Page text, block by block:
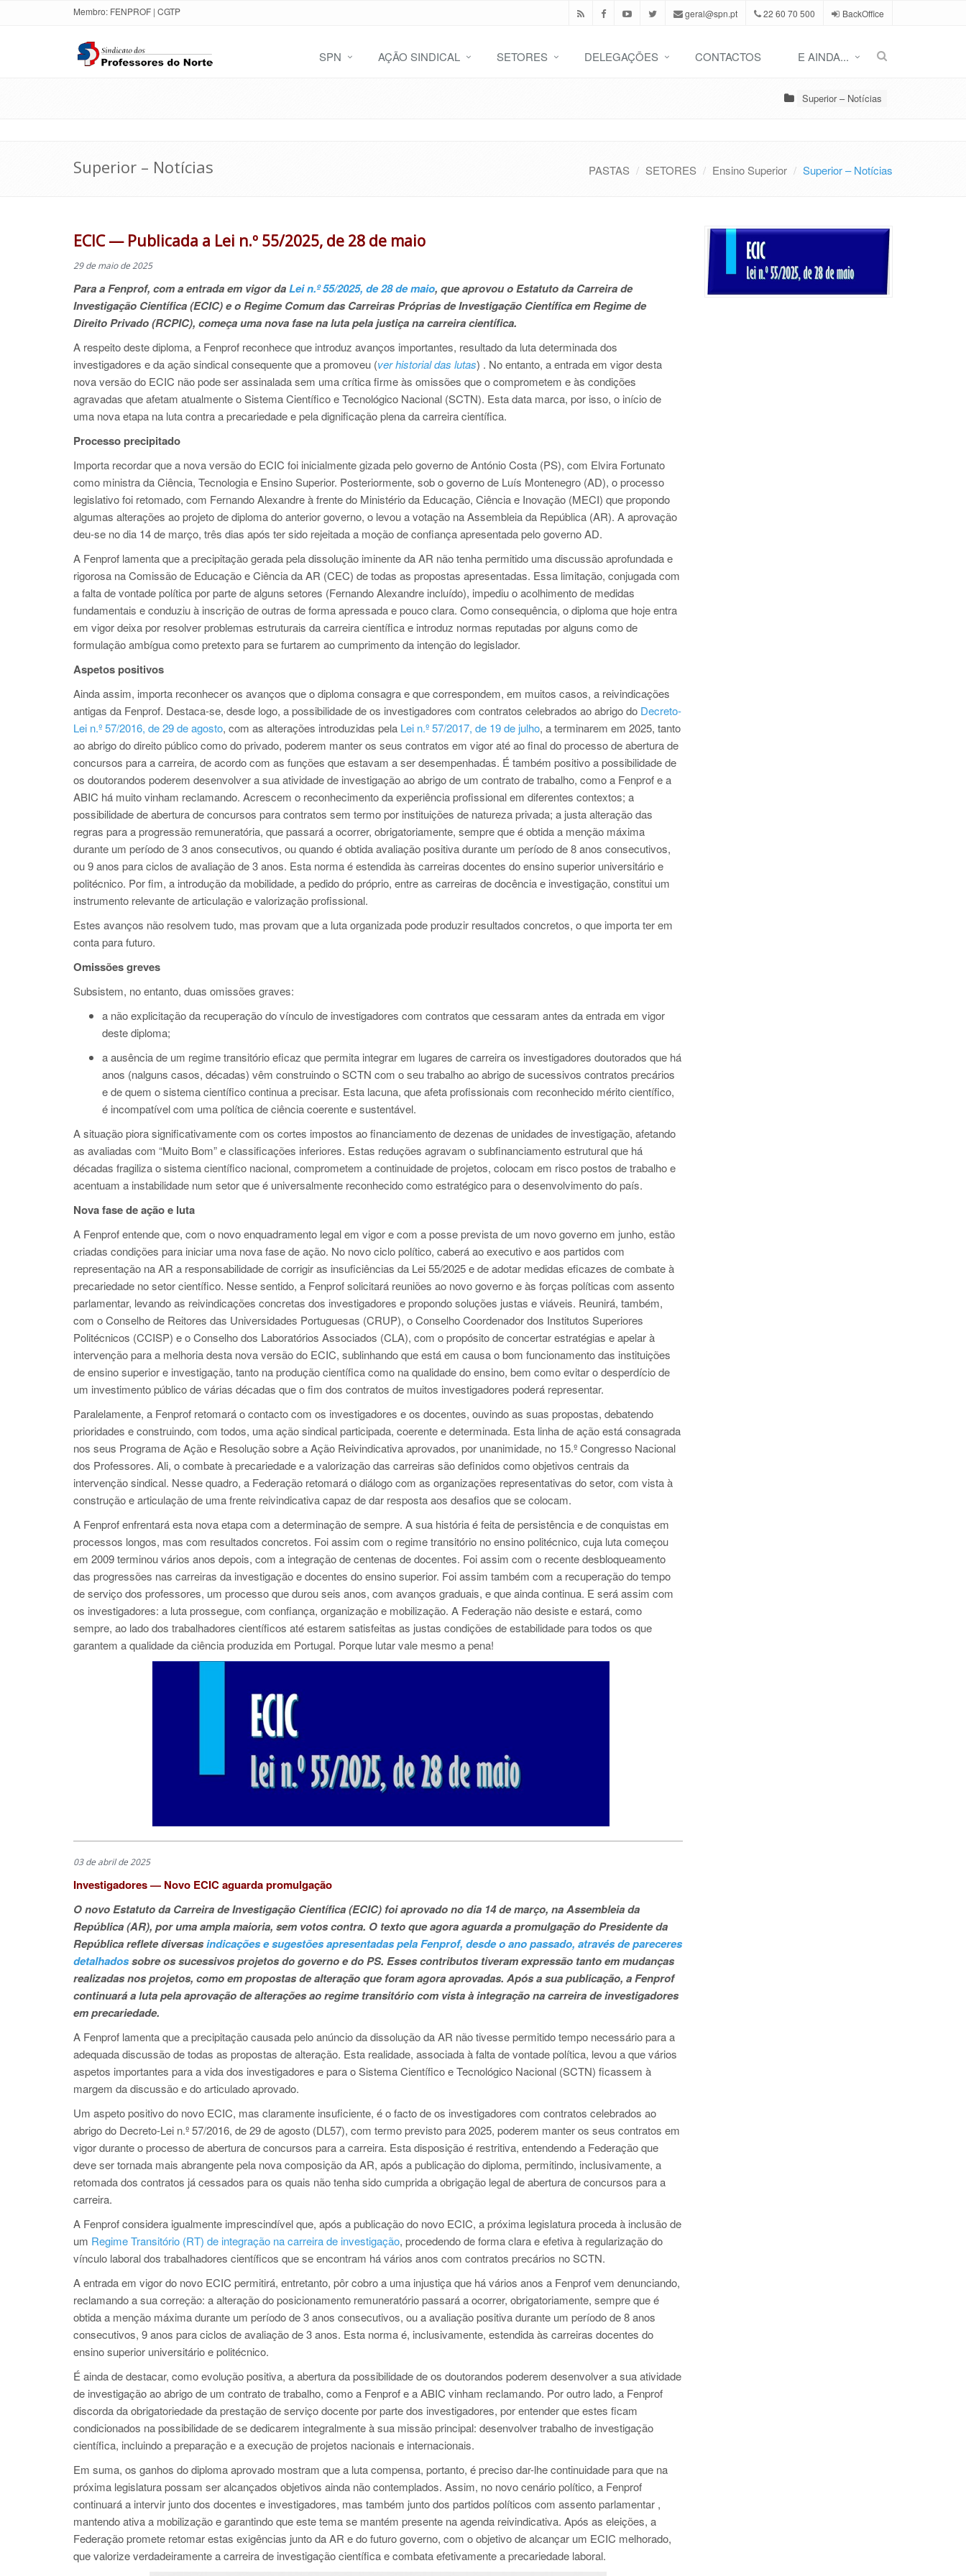
Membro: FENPROF | CGTP geral@spn.pt 22 60 70 500 BackOffice
SPN AÇÃO SINDICAL SETORES DELEGAÇÕES CONTACTOS E AINDA...
Superior – Notícias
Superior – Notícias PASTAS SETORES Ensino Superior Superior – Notícias
ECIC — Publicada a Lei n.º 55/2025, de 28 de maio
29 de maio de 2025
Para a Fenprof, com a entrada em vigor daLei n.º 55/2025, de 28 de maio, que aprovou o Estatuto da Carreira de
Investigação Científica (ECIC) e o Regime Comum das Carreiras Próprias de Investigação Científica em Regime de
Direito Privado (RCPIC), começa uma nova fase na luta pela justiça na carreira científica.
A respeito deste diploma, a Fenprof reconhece que introduz avanços importantes, resultado da luta determinada dos
investigadores e da ação sindical consequente que a promoveu (ver historial das lutas) . No entanto, a entrada em vigor desta
nova versão do ECIC não pode ser assinalada sem uma crítica firme às omissões que o comprometem e às condições
agravadas que afetam atualmente o Sistema Científico e Tecnológico Nacional (SCTN). Esta data marca, por isso, o início de
uma nova etapa na luta contra a precariedade e pela dignificação plena da carreira científica.
Processo precipitado
Importa recordar que a nova versão do ECIC foi inicialmente gizada pelo governo de António Costa (PS), com Elvira Fortunato
como ministra da Ciência, Tecnologia e Ensino Superior. Posteriormente, sob o governo de Luís Montenegro (AD), o processo
legislativo foi retomado, com Fernando Alexandre à frente do Ministério da Educação, Ciência e Inovação (MECI) que propondo
algumas alterações ao projeto de diploma do anterior governo, o levou a votação na Assembleia da República (AR). A aprovação
deu-se no dia 14 de março, três dias após ter sido rejeitada a moção de confiança apresentada pelo governo AD.
A Fenprof lamenta que a precipitação gerada pela dissolução iminente da AR não tenha permitido uma discussão aprofundada e
rigorosa na Comissão de Educação e Ciência da AR (CEC) de todas as propostas apresentadas. Essa limitação, conjugada com
a falta de vontade política por parte de alguns setores (Fernando Alexandre incluído), impediu o acolhimento de medidas
fundamentais e conduziu à inscrição de outras de forma apressada e pouco clara. Como consequência, o diploma que hoje entra
em vigor deixa por resolver problemas estruturais da carreira científica e introduz normas reputadas por alguns como de
formulação ambígua como pretexto para se furtarem ao cumprimento da intenção do legislador.
Aspetos positivos
Ainda assim, importa reconhecer os avanços que o diploma consagra e que correspondem, em muitos casos, a reivindicações
antigas da Fenprof. Destaca-se, desde logo, a possibilidade de os investigadores com contratos celebrados ao abrigo do Decreto-
Lei n.º 57/2016, de 29 de agosto, com as alterações introduzidas pela Lei n.º 57/2017, de 19 de julho, a terminarem em 2025, tanto
ao abrigo do direito público como do privado, poderem manter os seus contratos em vigor até ao final do processo de abertura de
concursos para a carreira, de acordo com as funções que estavam a ser desempenhadas. É também positivo a possibilidade de
os doutorandos poderem desenvolver a sua atividade de investigação ao abrigo de um contrato de trabalho, como a Fenprof e a
ABIC há muito vinham reclamando. Acrescem o reconhecimento da experiência profissional em diferentes contextos; a
possibilidade de abertura de concursos para contratos sem termo por instituições de natureza privada; a justa alteração das
regras para a progressão remuneratória, que passará a ocorrer, obrigatoriamente, sempre que é obtida a menção máxima
durante um período de 3 anos consecutivos, ou quando é obtida avaliação positiva durante um período de 8 anos consecutivos,
ou 9 anos para ciclos de avaliação de 3 anos. Esta norma é estendida às carreiras docentes do ensino superior universitário e
politécnico. Por fim, a introdução da mobilidade, a pedido do próprio, entre as carreiras de docência e investigação, constitui um
instrumento relevante de articulação e valorização profissional.
Estes avanços não resolvem tudo, mas provam que a luta organizada pode produzir resultados concretos, o que importa ter em
conta para futuro.
Omissões greves
Subsistem, no entanto, duas omissões graves:
a não explicitação da recuperação do vínculo de investigadores com contratos que cessaram antes da entrada em vigor
deste diploma;
a ausência de um regime transitório eficaz que permita integrar em lugares de carreira os investigadores doutorados que há
anos (nalguns casos, décadas) vêm construindo o SCTN com o seu trabalho ao abrigo de sucessivos contratos precários
e de quem o sistema científico continua a precisar. Esta lacuna, que afeta profissionais com reconhecido mérito científico,
é incompatível com uma política de ciência coerente e sustentável.
A situação piora significativamente com os cortes impostos ao financiamento de dezenas de unidades de investigação, afetando
as avaliadas com “Muito Bom” e classificações inferiores. Estas reduções agravam o subfinanciamento estrutural que há
décadas fragiliza o sistema científico nacional, comprometem a continuidade de projetos, colocam em risco postos de trabalho e
acentuam a instabilidade num setor que é universalmente reconhecido como estratégico para o desenvolvimento do país.
Nova fase de ação e luta
A Fenprof entende que, com o novo enquadramento legal em vigor e com a posse prevista de um novo governo em junho, estão
criadas condições para iniciar uma nova fase de ação. No novo ciclo político, caberá ao executivo e aos partidos com
representação na AR a responsabilidade de corrigir as insuficiências da Lei 55/2025 e de adotar medidas eficazes de combate à
precariedade no setor científico. Nesse sentido, a Fenprof solicitará reuniões ao novo governo e às forças políticas com assento
parlamentar, levando as reivindicações concretas dos investigadores e propondo soluções justas e viáveis. Reunirá, também,
com o Conselho de Reitores das Universidades Portuguesas (CRUP), o Conselho Coordenador dos Institutos Superiores
Politécnicos (CCISP) e o Conselho dos Laboratórios Associados (CLA), com o propósito de concertar estratégias e apelar à
intervenção para a melhoria desta nova versão do ECIC, sublinhando que está em causa o bom funcionamento das instituições
de ensino superior e investigação, tanto na produção científica como na qualidade do ensino, bem como evitar o desperdício de
um investimento público de várias décadas que o fim dos contratos de muitos investigadores poderá representar.
Paralelamente, a Fenprof retomará o contacto com os investigadores e os docentes, ouvindo as suas propostas, debatendo
prioridades e construindo, com todos, uma ação sindical participada, coerente e determinada. Esta linha de ação está consagrada
nos seus Programa de Ação e Resolução sobre a Ação Reivindicativa aprovados, por unanimidade, no 15.º Congresso Nacional
dos Professores. Ali, o combate à precariedade e a valorização das carreiras são definidos como objetivos centrais da
intervenção sindical. Nesse quadro, a Federação retomará o diálogo com as organizações representativas do setor, com vista à
construção e articulação de uma frente reivindicativa capaz de dar resposta aos desafios que se colocam.
A Fenprof enfrentará esta nova etapa com a determinação de sempre. A sua história é feita de persistência e de conquistas em
processos longos, mas com resultados concretos. Foi assim com o regime transitório no ensino politécnico, cuja luta começou
em 2009 terminou vários anos depois, com a integração de centenas de docentes. Foi assim com o recente desbloqueamento
das progressões nas carreiras da investigação e docentes do ensino superior. Foi assim também com a recuperação do tempo
de serviço dos professores, um processo que durou seis anos, com avanços graduais, e que ainda continua. E será assim com
os investigadores: a luta prossegue, com confiança, organização e mobilização. A Federação não desiste e estará, como
sempre, ao lado dos trabalhadores científicos até estarem satisfeitas as justas condições de estabilidade para todos os que
garantem a qualidade da ciência produzida em Portugal. Porque lutar vale mesmo a pena!
03 de abril de 2025
Investigadores — Novo ECIC aguarda promulgação
O novo Estatuto da Carreira de Investigação Científica (ECIC) foi aprovado no dia 14 de março, na Assembleia da
República (AR), por uma ampla maioria, sem votos contra. O texto que agora aguarda a promulgação do Presidente da
República reflete diversasindicações e sugestões apresentadas pela Fenprof, desde o ano passado, através de pareceres
detalhadossobre os sucessivos projetos do governo e do PS. Esses contributos tiveram expressão tanto em mudanças
realizadas nos projetos, como em propostas de alteração que foram agora aprovadas. Após a sua publicação, a Fenprof
continuará a luta pela aprovação de alterações ao regime transitório com vista à integração na carreira de investigadores
em precariedade.
A Fenprof lamenta que a precipitação causada pelo anúncio da dissolução da AR não tivesse permitido tempo necessário para a
adequada discussão de todas as propostas de alteração. Esta realidade, associada à falta de vontade política, levou a que vários
aspetos importantes para a vida dos investigadores e para o Sistema Científico e Tecnológico Nacional (SCTN) ficassem à
margem da discussão e do articulado aprovado.
Um aspeto positivo do novo ECIC, mas claramente insuficiente, é o facto de os investigadores com contratos celebrados ao
abrigo do Decreto-Lei n.º 57/2016, de 29 de agosto (DL57), com termo previsto para 2025, poderem manter os seus contratos em
vigor durante o processo de abertura de concursos para a carreira. Esta disposição é restritiva, entendendo a Federação que
deve ser tornada mais abrangente pela nova composição da AR, após a publicação do diploma, permitindo, inclusivamente, a
retomada dos contratos já cessados para os quais não tenha sido cumprida a obrigação legal de abertura de concursos para a
carreira.
A Fenprof considera igualmente imprescindível que, após a publicação do novo ECIC, a próxima legislatura proceda à inclusão de
um Regime Transitório (RT) de integração na carreira de investigação, procedendo de forma clara e efetiva à regularização do
vínculo laboral dos trabalhadores científicos que se encontram há vários anos com contratos precários no SCTN.
A entrada em vigor do novo ECIC permitirá, entretanto, pôr cobro a uma injustiça que há vários anos a Fenprof vem denunciando,
reclamando a sua correção: a alteração do posicionamento remuneratório passará a ocorrer, obrigatoriamente, sempre que é
obtida a menção máxima durante um período de 3 anos consecutivos, ou a avaliação positiva durante um período de 8 anos
consecutivos, 9 anos para ciclos de avaliação de 3 anos. Esta norma é, inclusivamente, estendida às carreiras docentes do
ensino superior universitário e politécnico.
É ainda de destacar, como evolução positiva, a abertura da possibilidade de os doutorandos poderem desenvolver a sua atividade
de investigação ao abrigo de um contrato de trabalho, como a Fenprof e a ABIC vinham reclamando. Por outro lado, a Fenprof
discorda da obrigatoriedade da prestação de serviço docente por parte dos investigadores, por entender que estes ficam
condicionados na possibilidade de se dedicarem integralmente à sua missão principal: desenvolver trabalho de investigação
científica, incluindo a preparação e a execução de projetos nacionais e internacionais.
Em suma, os ganhos do diploma aprovado mostram que a luta compensa, portanto, é preciso dar-lhe continuidade para que na
próxima legislatura possam ser alcançados objetivos ainda não contemplados. Assim, no novo cenário político, a Fenprof
continuará a intervir junto dos docentes e investigadores, mas também junto dos partidos políticos com assento parlamentar ,
mantendo ativa a mobilização e garantindo que este tema se mantém presente na agenda reivindicativa. Após as eleições, a
Federação promete retomar estas exigências junto da AR e do futuro governo, com o objetivo de alcançar um ECIC melhorado,
que valorize verdadeiramente a carreira de investigação científica e combata efetivamente a precariedade laboral.